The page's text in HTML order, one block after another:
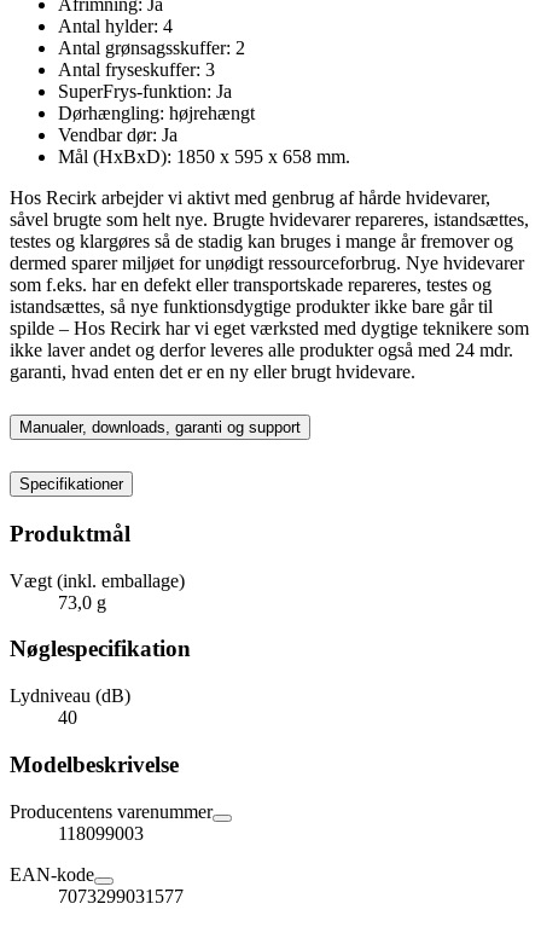
Afrimning: Ja
Antal hylder: 4
Antal grønsagsskuffer: 2
Antal fryseskuffer: 3
SuperFrys-funktion: Ja
Dørhængling: højrehængt
Vendbar dør: Ja
Mål (HxBxD): 1850 x 595 x 658 mm.
Hos Recirk arbejder vi aktivt med genbrug af hårde hvidevarer,
såvel brugte som helt nye. Brugte hvidevarer repareres, istandsættes,
testes og klargøres så de stadig kan bruges i mange år fremover og
dermed sparer miljøet for unødigt ressourceforbrug. Nye hvidevarer
som f.eks. har en defekt eller transportskade repareres, testes og
istandsættes, så nye funktionsdygtige produkter ikke bare går til
spilde – Hos Recirk har vi eget værksted med dygtige teknikere som
ikke laver andet og derfor leveres alle produkter også med 24 mdr.
garanti, hvad enten det er en ny eller brugt hvidevare.
Manualer, downloads, garanti og support
Specifikationer
Produktmål
Vægt (inkl. emballage)
73,0 g
Nøglespecifikation
Lydniveau (dB)
40
Modelbeskrivelse
Producentens varenummer
118099003
EAN-kode
7073299031577